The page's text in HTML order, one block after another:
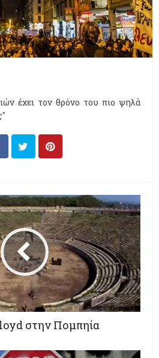
έχει τον θρόνο του πιο ψηλά
στην Πομπηία